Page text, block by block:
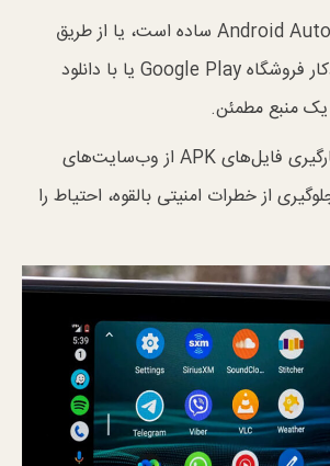
به‌روزرسانی به Android Auto 12.2 ساده است، یا از طریق
به‌روزرسانی‌های خودکار فروشگاه Google Play یا با دانلود
با این حال، هنگام بارگیری فایل‌های APK از وب‌سایت‌های
از خطرات امنیتی بالقوه، احتیاط را